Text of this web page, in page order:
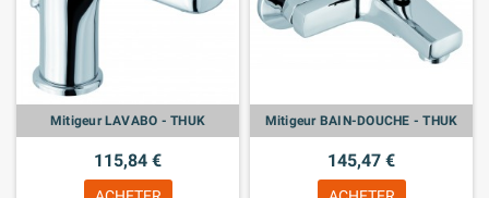
Mitigeur LAVABO - THUK
115,84 €
Mitigeur BAIN-DOUCHE - THUK
145,47 €